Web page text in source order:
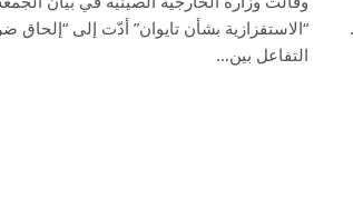
“الاستفزازية بشأن تايوان” أدّت إلى “إلحاق
التفاعل بين…